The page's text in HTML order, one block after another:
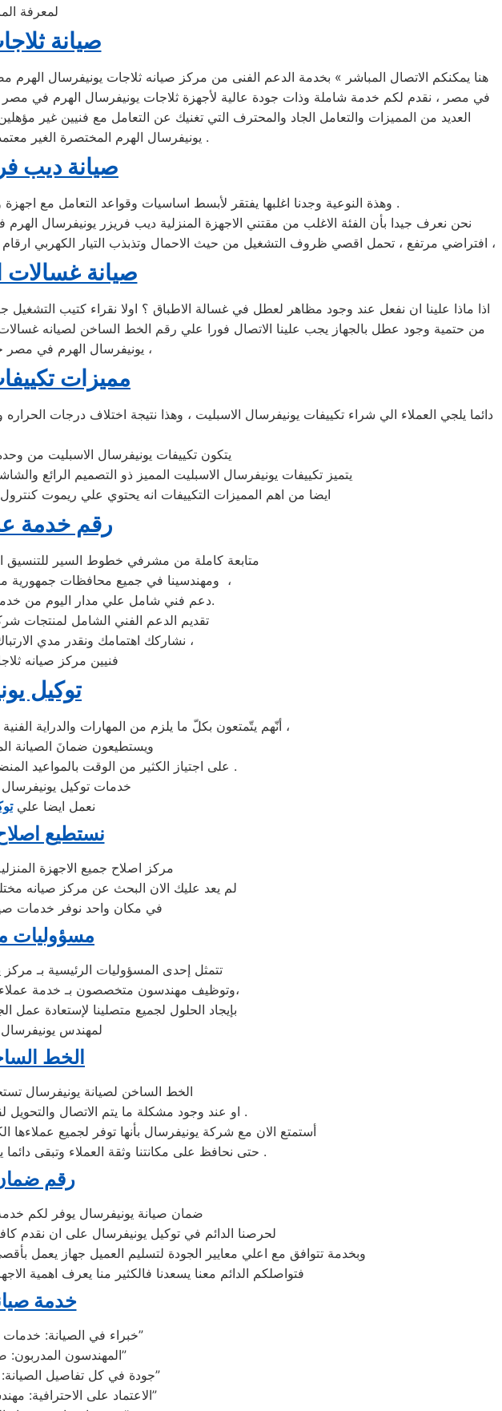
لمعرفة
صيانة
هنا يمكنكم الاتصال المباشر » بخدمة الدعم الفنى من مركز صيانه ثلاجات يونيفرسال
في مصر ، نقدم لكم خدمة شاملة وذات جودة عالية لأجهزة ثلاجات يونيفرسال الهرم في مصر
العديد من المميزات والتعامل الجاد والمحترف التي تغنيك عن التعامل مع فنيين غير
يونيفرسال الهرم المختصرة الغير معتمدة من شركة صيانه ثلاجات يونيفرسال الهرم في مصر .
صيانة ديب
وهذة النوعية وجدنا اغلبها يفتقر لأبسط اساسيات وقواعد التعامل مع اجهزة ومنتجات مركز خدمة صيانة ديب فريزر يونيفرسال الهرم وهي المهنية و قطع الغيار الاصلية .
نحن نعرف جيدا بأن الفئة الاغلب من مقتني الاجهزة المنزلية ديب فريزر يونيفرسال
افتراضي مرتفع ، تحمل اقصي ظروف التشغيل من حيث الاحمال وتذبذب التيار الكهربي ارقام مركز صيانه ديب فريزر يونيفرسال الهرم للاجهزة الكهربائية في مصر امكانيات لايضاهيه فيها جهاز منزلي اخر ،
صيانة غسالات
اذا ماذا علينا ان نفعل عند وجود مظاهر لعطل في غسالة الاطباق ؟ اولا نقراء كتيب
من حتمية وجود عطل بالجهاز يجب علينا الاتصال فورا علي رقم الخط الساخن لصيانه
يونيفرسال الهرم في مصر حتي نضمن خدمة موثوقة وبالضمان المعتمد ،
مميزات
دائما يلجي العملاء الي شراء تكييفات يونيفرسال الاسبليت ، وهذا نتيجة اختلاف درجات
يتكون تكييفات يونيفرسال الاسبليت من
يتميز تكييفات يونيفرسال الاسبليت المميز ذو التصميم الرائع
ايضا من اهم المميزات التكييفات انه يحتوي علي ريموت
رقم خدمة
متابعة كاملة من مشرفي خطوط السير للتنسيق
ومهندسينا في جميع محافظات جمهورية مصر العربية للحفاظ علي اولويات والتزامات ومواعيد عملاء ،
دعم فني شامل علي مدار اليوم من خدمة عملاء ثلاجات يونيفرسال الهرم بالقاهره والمحافظات.
تقديم الدعم الفني الشامل لمنتجات
، نشاركك اهتمامك ونقدر مدي الارتباك في حالة حدوث خلل او عطل في ايا من اجهزتنا ،
فنيين مركز صيانه
توكيل
أنّهم يتّمتعون بكلّ ما يلزم من المهارات والدراية الفنية ويملكون المعدات الخاصة اللازمة لاتمام الخدمة بالقاهره والمحافظات ،
ويستطيعون ضمانَ الصيانة
على اجتياز الكثير من الوقت بالمواعيد المنضبطة وتوفير بعض المال من خلال التشخيص الصحيح للعطل .
خدمات توكيل
نعمل ايضا علي
نستطيع
مركز اصلاح جميع الاجهزة
لم يعد عليك الان البحث عن مركز صيانه
في مكان واحد نوفر خدمات
مسؤوليات
تتمثل إحدى المسؤوليات الرئيسية بـ
وتوظيف مهندسون متخصصون بـ خدمة عملاء يونيفرسال للرد علي إستفسارات العملاء في الوقت المحدد،
بإيجاد الحلول لجميع متصلينا لإستعادة
لمهندس يونيفرسال
الخط
الخط الساخن لصيانة يونيفرسال
او عند وجود مشكلة ما يتم الاتصال والتحويل لقسم الشكاوى وسيتم حلها بشكلا سريع حتى يتم حل المشكله .
أستمتع الان مع شركة يونيفرسال بأنها توفر لجميع
حتى نحافظ على مكانتنا وثقة العملاء وتبقى دائما يونيفرسال الشركة الافضل والأكثر تميز مهما توافر موديلات أخرى .
رقم
ضمان صيانة يونيفرسال يوفر لكم
لحرصنا الدائم في توكيل يونيفرسال على ان نقدم
وبخدمة تتوافق مع اعلي معايير الجودة لتسليم العميل جهاز يعمل
فتواصلكم الدائم معنا يسعدنا فالكثير منا يعرف اهمية
خدمة
“خبراء في الصيانة: خدمات المهندسين ليونيفرسال تضمن أفضل أداء”
“المهندسون المدربون: صيانة يونيفرسال بيد خبراء في الميدان”
“جودة في كل تفاصيل الصيانة: مهندسو يونيفرسال يوفرون الأمان والكفاءة”
“الاعتماد على الاحترافية: مهندسو صيانة يونيفرسال يحققون الثقة والراحة”